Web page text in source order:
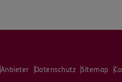
Anbieter Datenschutz Sitemap